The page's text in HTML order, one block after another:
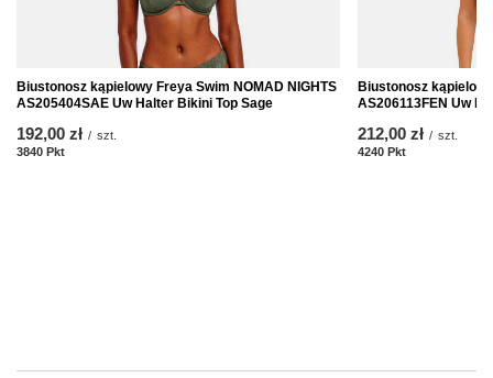
Biustonosz kąpielowy Freya Swim NOMAD NIGHTS
AS205404SAE Uw Halter Bikini Top Sage
192,00 zł / szt.
3840 Pkt
Biustonosz
AS206113FEN Uw
212,00 zł / szt.
4240 Pkt